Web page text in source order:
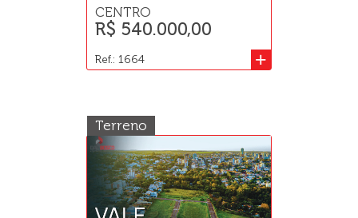
CENTRO
R$ 540.000,00
+
Ref.: 1664
Terreno